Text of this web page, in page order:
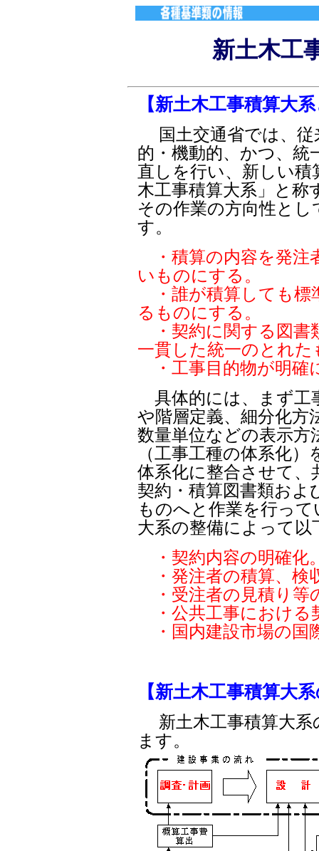
新土木工
【新土木工事積算大
国土交通省では、従
的・機動的、かつ、統
直しを行い、新しい
木工事積算大系」と
その作業の方向性と
す。
・積算の内容を発注
いものにする。
・誰が積算しても標
るものにする。
・契約に関する図書
一貫した統一のとれ
・工事目的物が明確
具体的には、まず工
や階層定義、細分化方
数量単位などの表示方
（工事工種の体系化
体系化に整合させて、
契約・積算図書類お
ものへと作業を行っ
大系の整備によって
・契約内容の明確化
・発注者の積算、検
・受注者の見積り等
・公共工事における
・国内建設市場の国
【新土木工事積算大
新土木工事積算大系
ます。